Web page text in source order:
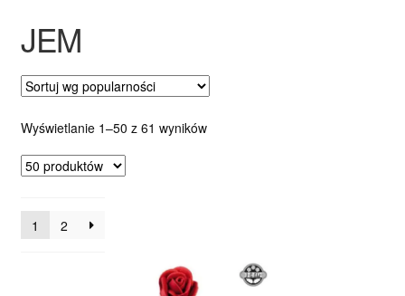
Ozdoby na tort weselny
JEM
Wyświetlanie 1–50 z 61 wynikówPosortowane
1 2